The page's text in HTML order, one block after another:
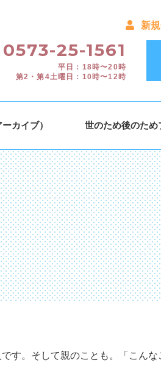
新
0573-25-1561
平日：18時〜20時
第2・第4土曜日：10時〜12時
カイブ） 世のため後のため
す。そして親のことも。「こん